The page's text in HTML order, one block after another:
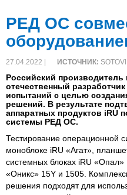
РЕД ОС
27.04.2022 | ИСТОЧНИК:
Российский производитель
отечественный
испытаний с целью
решений. В результате
аппаратных продуктов iRU
системы РЕД ОС.
Тестирование операционной
моноблоке iRU «Агат»,
системных блоках iRU
«Оникс» 15Y и 1505.
решения подходят для